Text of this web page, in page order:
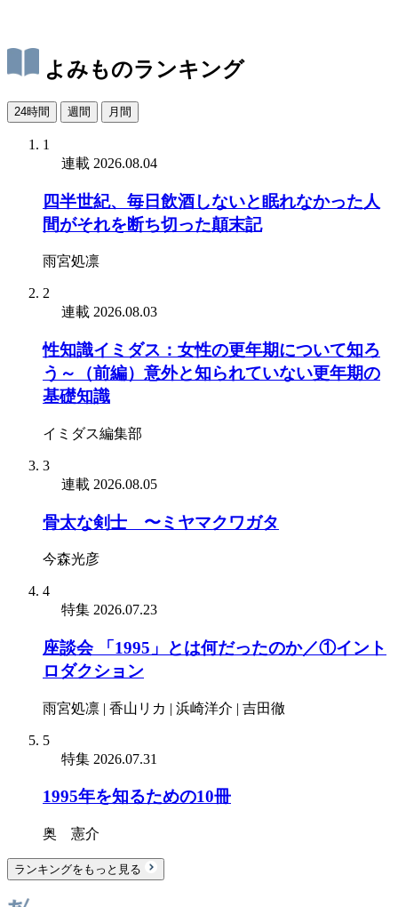
よみものランキング
24時間 週間 月間
1
連載 2026.08.04
四半世紀、毎日飲酒しないと眠れなかった人
間がそれを断ち切った顛末記
雨宮処凛
2
連載 2026.08.03
性知識イミダス：女性の更年期について知ろ
う～（前編）意外と知られていない更年期の
基礎知識
イミダス編集部
3
連載 2026.08.05
骨太な剣士 〜ミヤマクワガタ
今森光彦
4
特集 2026.07.23
座談会 「1995」とは何だったのか／①イント
ロダクション
雨宮処凛 | 香山リカ | 浜崎洋介 | 吉田徹
5
特集 2026.07.31
1995年を知るための10冊
奥 憲介
ランキングをもっと見る